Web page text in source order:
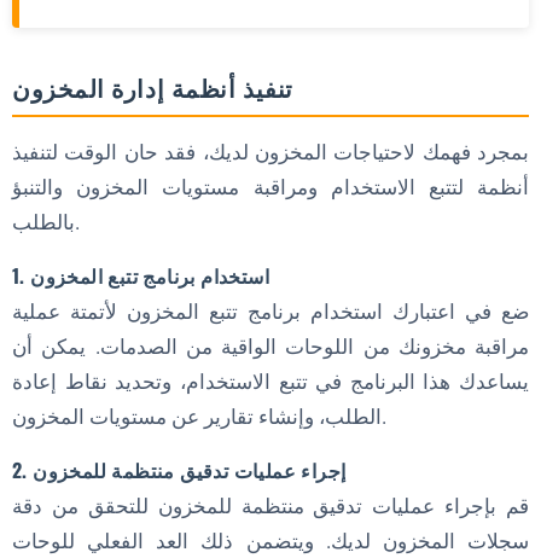
تنفيذ أنظمة إدارة المخزون
بمجرد فهمك لاحتياجات المخزون لديك، فقد حان الوقت لتنفيذ
أنظمة لتتبع الاستخدام ومراقبة مستويات المخزون والتنبؤ
بالطلب.
1. استخدام برنامج تتبع المخزون
ضع في اعتبارك استخدام برنامج تتبع المخزون لأتمتة عملية
مراقبة مخزونك من اللوحات الواقية من الصدمات. يمكن أن
يساعدك هذا البرنامج في تتبع الاستخدام، وتحديد نقاط إعادة
الطلب، وإنشاء تقارير عن مستويات المخزون.
2. إجراء عمليات تدقيق منتظمة للمخزون
قم بإجراء عمليات تدقيق منتظمة للمخزون للتحقق من دقة
سجلات المخزون لديك. ويتضمن ذلك العد الفعلي للوحات